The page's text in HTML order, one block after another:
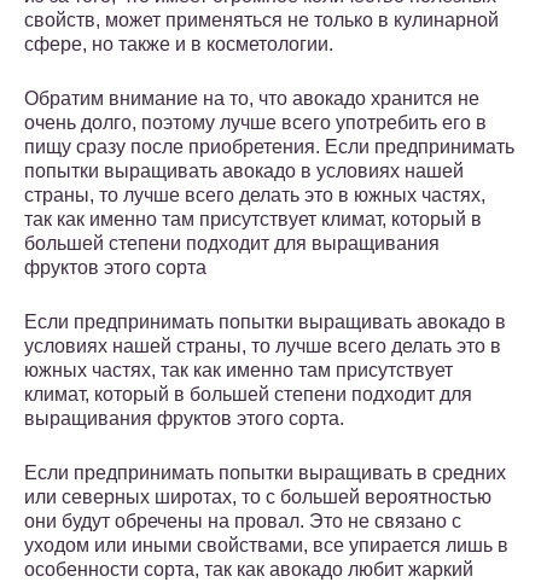
свойств, может применяться не только в кулинарной
сфере, но также и в косметологии.
Обратим внимание на то, что авокадо хранится не
очень долго, поэтому лучше всего употребить его в
пищу сразу после приобретения. Если предпринимать
попытки выращивать авокадо в условиях нашей
страны, то лучше всего делать это в южных частях,
так как именно там присутствует климат, который в
большей степени подходит для выращивания
фруктов этого сорта
Если предпринимать попытки выращивать авокадо в
условиях нашей страны, то лучше всего делать это в
южных частях, так как именно там присутствует
климат, который в большей степени подходит для
выращивания фруктов этого сорта.
Если предпринимать попытки выращивать в средних
или северных широтах, то с большей вероятностью
они будут обречены на провал. Это не связано с
уходом или иными свойствами, все упирается лишь в
особенности сорта, так как авокадо любит жаркий